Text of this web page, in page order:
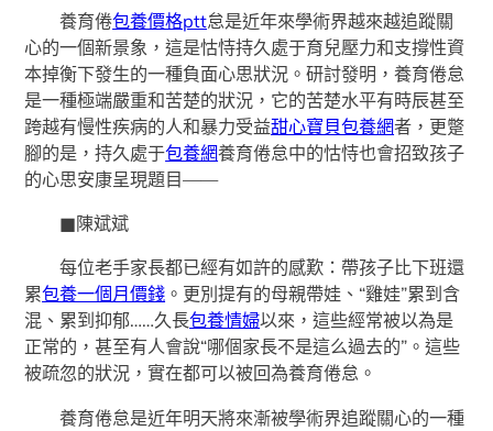
養育倦包養價格ptt怠是近年來學術界越來越追蹤關
心的一個新景象，這是怙恃持久處于育兒壓力和支撐性資
本掉衡下發生的一種負面心思狀況。研討發明，養育倦怠
是一種極端嚴重和苦楚的狀況，它的苦楚水平有時辰甚至
跨越有慢性疾病的人和暴力受益甜心寶貝包養網者，更蹩
腳的是，持久處于包養網養育倦怠中的怙恃也會招致孩子
的心思安康呈現題目——
■陳斌斌
每位老手家長都已經有如許的感歎：帶孩子比下班還
累包養一個月價錢 。更別提有的母親帶娃、“雞娃”累到含
混、累到抑郁……久長包養情婦以來，這些經常被以為是
正常的，甚至有人會說“哪個家長不是這么過去的”。這些
被疏忽的狀況，實在都可以被回為養育倦怠。
養育倦怠是近年明天將來漸被學術界追蹤關心的一種